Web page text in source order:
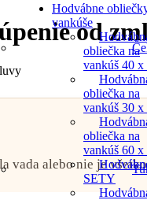
Hodvábne
vankúše
obliečka na
vankúš 40 x
obliečka na
vankúš 30 x
obliečka na
vankúš 60 x
SETY
od
vada alebo nie je